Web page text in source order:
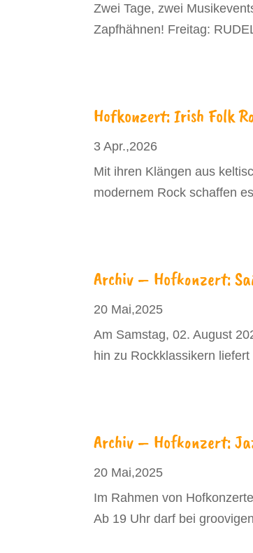
Zwei Tage, zwei
Zapfhähnen! Freitag:
Hofkonzert: Irish Folk
3 Apr.,2026
Mit ihren Klängen aus
modernem Rock schaffen
Archiv – Hofkonzert:
20 Mai,2025
Am Samstag, 02. August
hin zu Rockklassikern
Archiv – Hofkonzert:
20 Mai,2025
Im Rahmen von
Ab 19 Uhr darf bei